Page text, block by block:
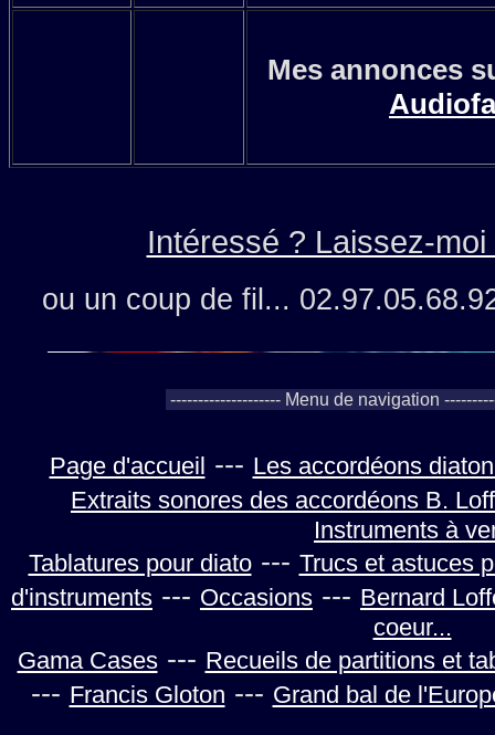
Mes annonces
Intéressé ? Laissez-
ou un coup de fil...
Page d'accueil --- Les accordéons
Extraits sonores des accordéons B.
Instruments à
Tablatures pour diato--- Trucs et astuces
d'instruments --- Occasions --- Bernard
coeur...
Gama Cases--- Recueils de partitions et
--- Francis Gloton --- Grand bal de